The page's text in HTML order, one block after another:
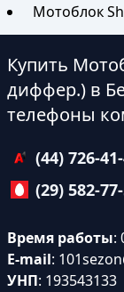
Мотоблок
Купить
диффер.) в
телефоны
(44) 726-
(29) 582-
Время работы:
E-mail:
УНП: 193543133